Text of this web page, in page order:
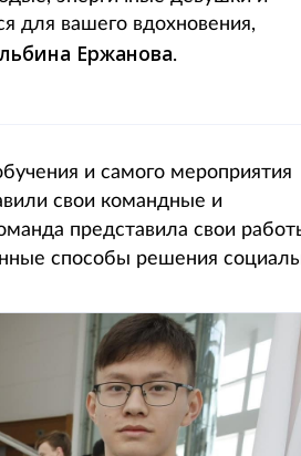
для вашего вдохновения,
Ержанова.
и самого мероприятия
свои командные и
представила свои
способы решения